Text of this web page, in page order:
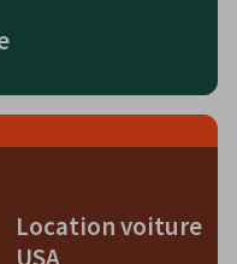
Location voiture